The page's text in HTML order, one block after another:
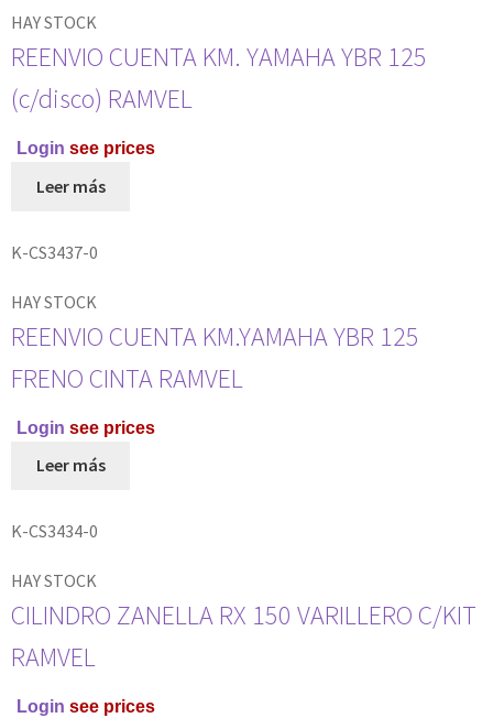
K-CS3437-0
HAY STOCK
REENVIO CUENTA KM. YAMAHA YBR 125
(c/disco) RAMVEL
Login see prices
Leer más
K-CS3434-0
HAY STOCK
REENVIO CUENTA KM.YAMAHA YBR 125
FRENO CINTA RAMVEL
Login see prices
Leer más
HAY STOCK
CILINDRO ZANELLA RX 150 VARILLERO C/KIT
RAMVEL
Login see prices